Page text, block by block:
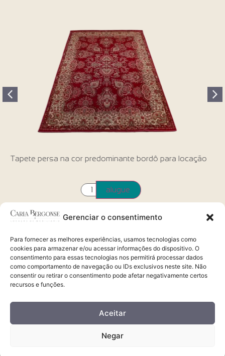
Gerenciar o consentimento
Para fornecer as melhores experiências, usamos tecnologias como
cookies para armazenar e/ou acessar informações do dispositivo. O
consentimento para essas tecnologias nos permitirá processar dados
como comportamento de navegação ou IDs exclusivos neste site. Não
consentir ou retirar o consentimento pode afetar negativamente certos
recursos e funções.
Aceitar
Negar
bordô para locação
Mesa redonda para bolo
Alugue via whatsapp
41 99209.4900 | 98823.2468
Passaúna - Curitiba - Paraná